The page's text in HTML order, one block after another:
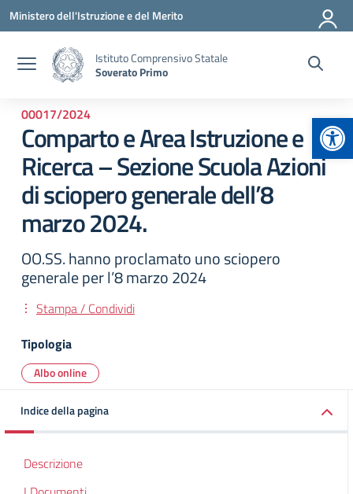
Vai ai contenuti
Vai al menu di navigazione
Vai al footer
Ministero dell'Istruzione e del Merito
Istituto Comprensivo Statale
Soverato Primo
00017/2024
Comparto e Area Istruzione e
Ricerca – Sezione Scuola Azioni
di sciopero generale dell’8
marzo 2024.
OO.SS. hanno proclamato uno sciopero
generale per l’8 marzo 2024
Stampa / Condividi
Tipologia
Albo online
Indice della pagina
Descrizione